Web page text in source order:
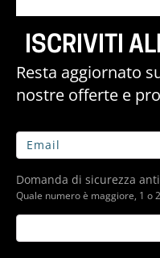
ISCRIVITI
Resta aggiornato
nostre offerte e
Domanda di sicurezza
Quale numero è maggiore, 1 o